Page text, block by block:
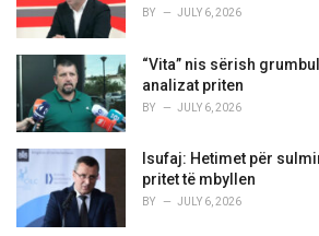
BY JULY 6, 2026
“Vita” nis sërish
analizat priten
BY JULY 6, 2026
Isufaj: Hetimet për
pritet të mbyllen
BY JULY 6, 2026